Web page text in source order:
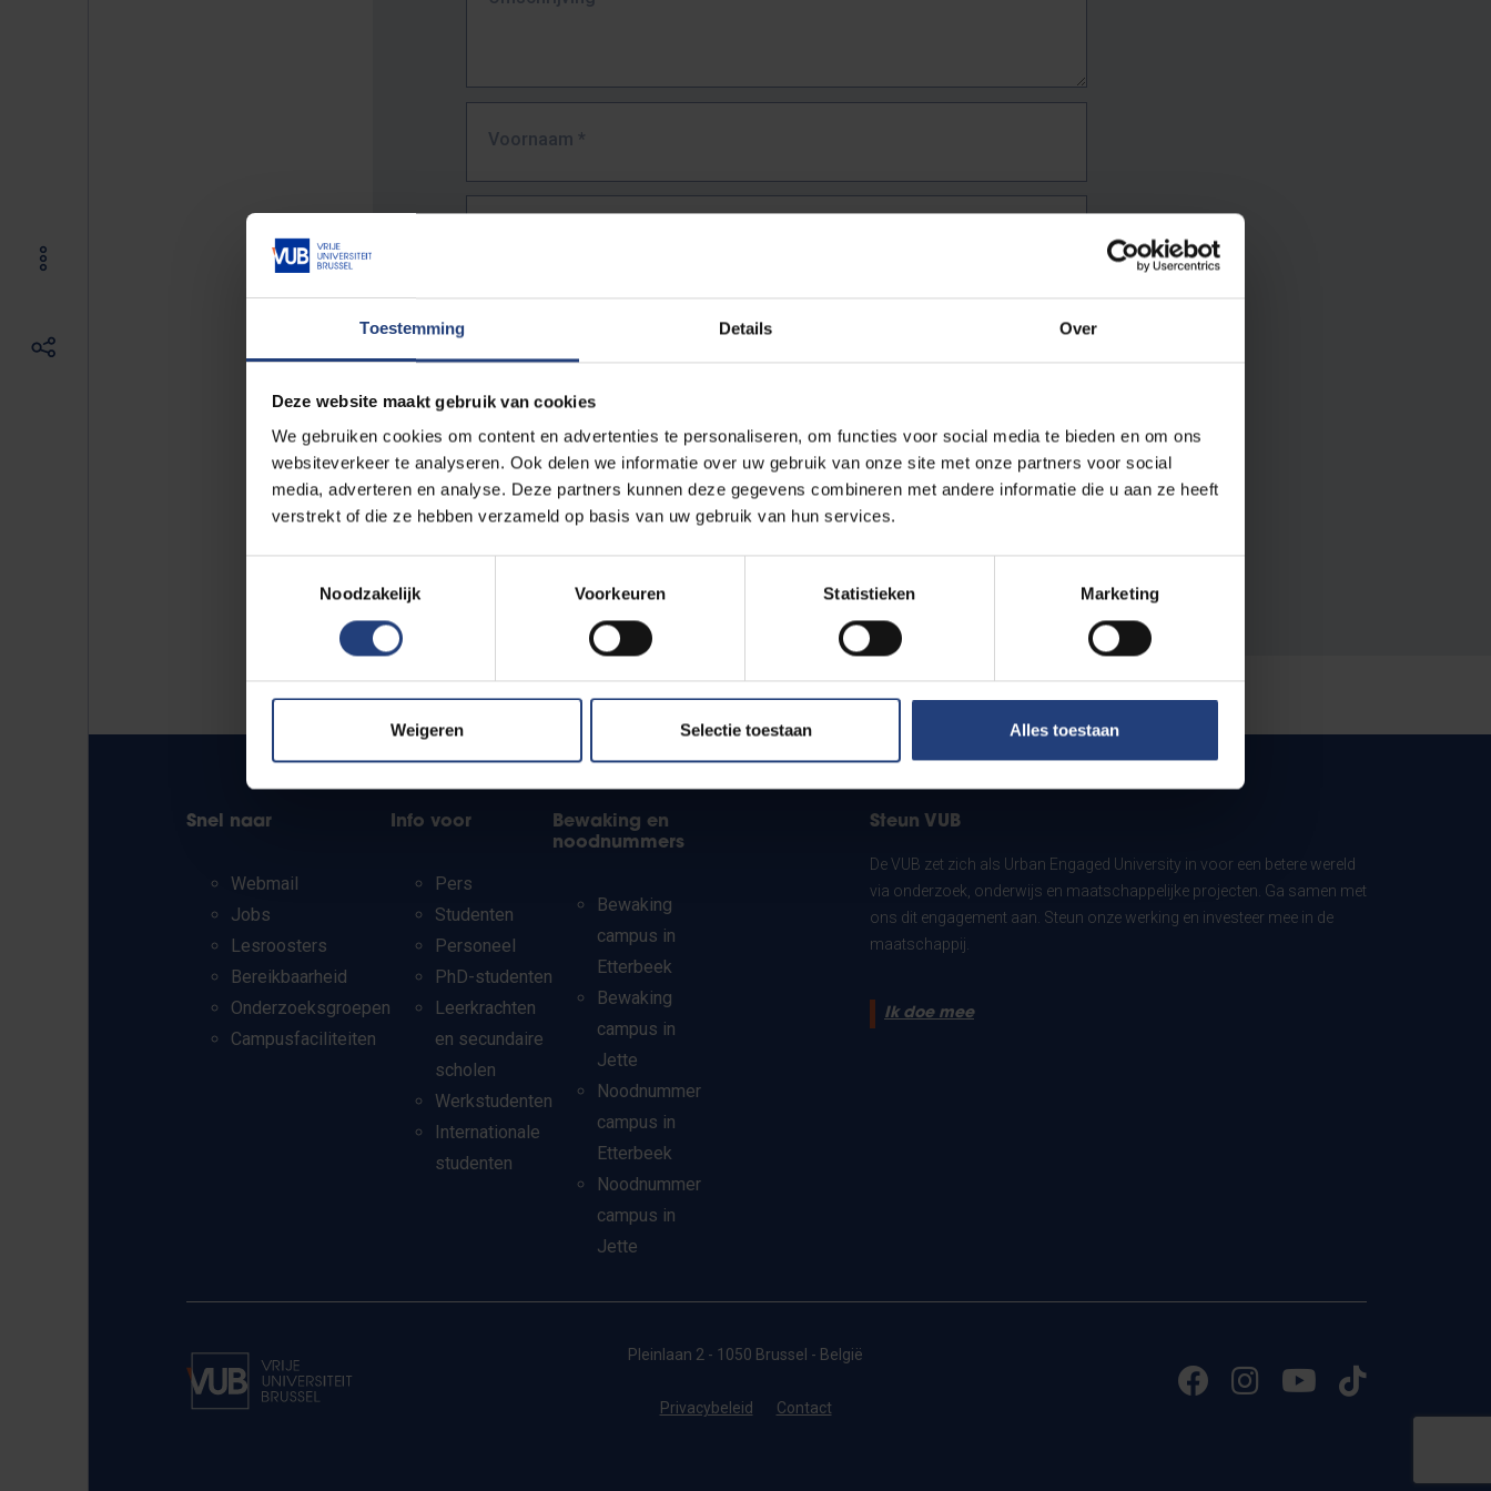
Toestemming Details Over
Deze website maakt gebruik van cookies
We gebruiken cookies om content en advertenties te personaliseren, om functies voor social media te bieden en om ons
websiteverkeer te analyseren. Ook delen we informatie over uw gebruik van onze site met onze partners voor social
media, adverteren en analyse. Deze partners kunnen deze gegevens combineren met andere informatie die u aan ze heeft
verstrekt of die ze hebben verzameld op basis van uw gebruik van hun services.
Noodzakelijk
Voorkeuren Statistieken Marketing
Weigeren Selectie toestaan Alles toestaan
Voornaam *
URL*
De volledige URL van de pagina waar je de fout zag.
Bv. https://www.vub.be/nl/studeren-aan-de-vub/alle-opleidingen
Snel naar
Webmail
Jobs
Lesroosters
Bereikbaarheid
Onderzoeksgroepen
Campusfaciliteiten
Info voor
Pers
Studenten
Personeel
PhD-studenten
Leerkrachten
en secundaire
scholen
Werkstudenten
Internationale
studenten
Bewaking en
noodnummers
Bewaking
campus in
Etterbeek
Bewaking
campus in
Jette
Noodnummer
campus in
Etterbeek
Noodnummer
campus in
Jette
Steun VUB
De VUB zet zich als Urban Engaged University in voor een betere wereld
via onderzoek, onderwijs en maatschappelijke projecten. Ga samen met
ons dit engagement aan. Steun onze werking en investeer mee in de
maatschappij.
Ik doe mee
Pleinlaan 2 - 1050 Brussel - België
Privacybeleid Contact